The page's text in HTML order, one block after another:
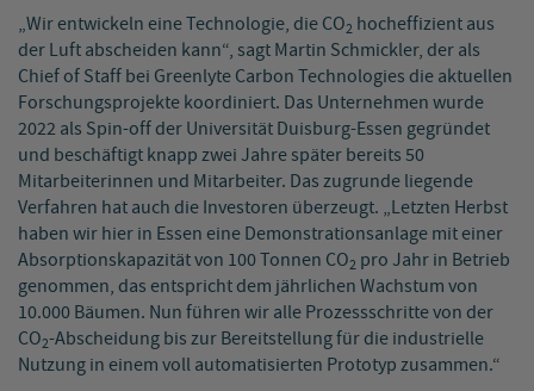
„Wir entwickeln eine Technologie, die CO2 hocheffizient aus
der Luft abscheiden kann“, sagt Martin Schmickler, der als
Chief of Staff bei Greenlyte Carbon Technologies die aktuellen
Forschungsprojekte koordiniert. Das Unternehmen wurde
2022 als Spin-off der Universität Duisburg-Essen gegründet
und beschäftigt knapp zwei Jahre später bereits 50
Mitarbeiterinnen und Mitarbeiter. Das zugrunde liegende
Verfahren hat auch die Investoren überzeugt. „Letzten Herbst
haben wir hier in Essen eine Demonstrationsanlage mit einer
Absorptionskapazität von 100 Tonnen CO2 pro Jahr in Betrieb
genommen, das entspricht dem jährlichen Wachstum von
10.000 Bäumen. Nun führen wir alle Prozessschritte von der
CO2-Abscheidung bis zur Bereitstellung für die industrielle
Nutzung in einem voll automatisierten Prototyp zusammen.“